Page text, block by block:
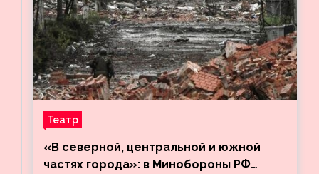
Театр
«В северной, центральной и южной
частях города»: в Минобороны РФ